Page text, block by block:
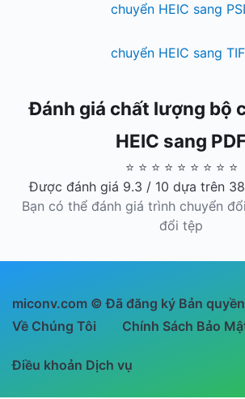
chuyển HEIC sang
chuyển HEIC sang
Đánh giá chất lượng bộ
HEIC sang
⭐ ⭐ ⭐ ⭐ ⭐ ⭐ ⭐ ⭐ ⭐
Được đánh giá 9.3 / 10 dựa trên
Bạn có thể đánh giá trình chuyển
đổi tệp
miconv.com © Đã đăng ký Bản quyền
Về Chúng Tôi
Chính Sách Bảo
Điều khoản Dịch vụ